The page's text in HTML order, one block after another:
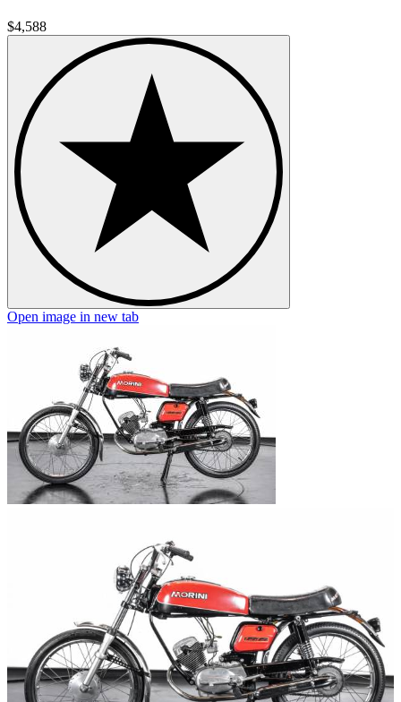
$4,588
Open image in new tab